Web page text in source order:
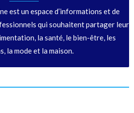
est un espace d’informations et de
qui souhaitent partager leur
la santé, le bien-être, les
la mode et la maison.